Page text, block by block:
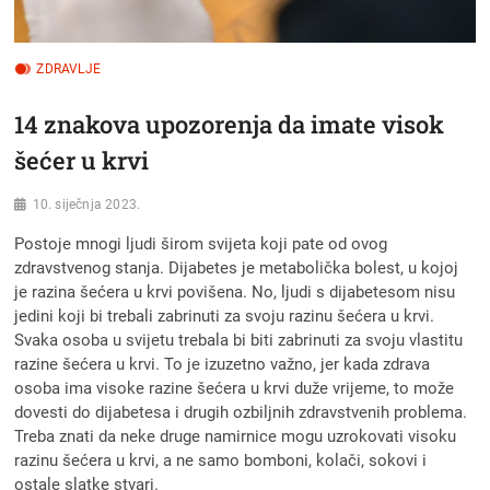
ZDRAVLJE
14 znakova upozorenja da imate visok
šećer u krvi
10. siječnja 2023.
Postoje mnogi ljudi širom svijeta koji pate od ovog
zdravstvenog stanja. Dijabetes je metabolička bolest, u kojoj
je razina šećera u krvi povišena. No, ljudi s dijabetesom nisu
jedini koji bi trebali zabrinuti za svoju razinu šećera u krvi.
Svaka osoba u svijetu trebala bi biti zabrinuti za svoju vlastitu
razine šećera u krvi. To je izuzetno važno, jer kada zdrava
osoba ima visoke razine šećera u krvi duže vrijeme, to može
dovesti do dijabetesa i drugih ozbiljnih zdravstvenih problema.
Treba znati da neke druge namirnice mogu uzrokovati visoku
razinu šećera u krvi, a ne samo bomboni, kolači, sokovi i
ostale slatke stvari.